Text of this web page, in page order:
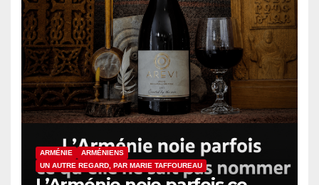
ARMÉNIE
ARMÉNIENS
UN AUTRE REGARD, PAR MARIE TAFFOUREAU